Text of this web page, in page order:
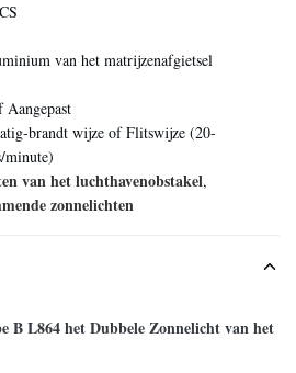
van het matrijzenafgietsel
Aangepast
brandt wijze of Flitswijze (20-
minute)
van het luchthavenobstakel,
zonnelichten
B L864 het Dubbele Zonnelicht van het